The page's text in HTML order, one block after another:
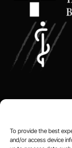
To provide the best
and/or access device